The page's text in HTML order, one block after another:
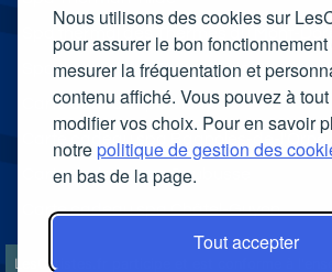
Nous utilisons des cookies sur
pour assurer le bon fonctionnement
mesurer la fréquentation et
contenu affiché. Vous pouvez à
modifier vos choix. Pour en savoir
notrepolitique de gestion des
en bas de la page.
Tout accepter
Spa thermal des Thermes de Bourbon
Carte cadeau spa Vichy
Carte cadeau spa Bagnoles-de-l'Orne
Carte cadeau spa Saubusse
Carte cadeau spa Châtel-Guyon
LesCuristes.fr participe et est conforme à